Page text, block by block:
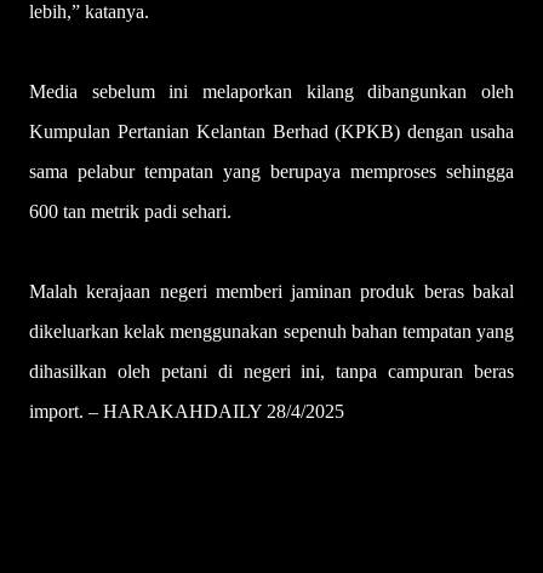
lebih,” katanya.
Media sebelum ini melaporkan kilang dibangunkan oleh
Kumpulan Pertanian Kelantan Berhad (KPKB) dengan usaha
sama pelabur tempatan yang berupaya memproses sehingga
600 tan metrik padi sehari.
Malah kerajaan negeri memberi jaminan produk beras bakal
dikeluarkan kelak menggunakan sepenuh bahan tempatan yang
dihasilkan oleh petani di negeri ini, tanpa campuran beras
import. – HARAKAHDAILY 28/4/2025